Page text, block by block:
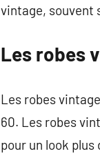
vintage, souvent
Les robes
Les robes
60. Les robes
pour un look